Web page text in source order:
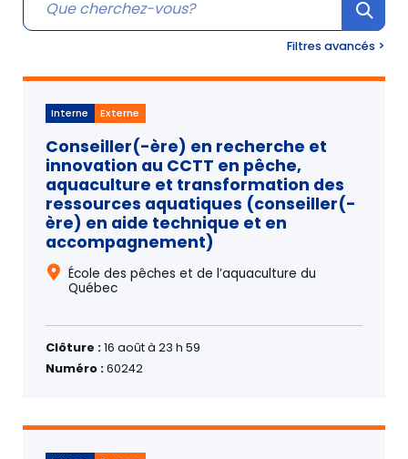
Filtres avancés >
Interne Externe
Conseiller(-ère) en recherche et
innovation au CCTT en pêche,
aquaculture et transformation des
ressources aquatiques (conseiller(-
ère) en aide technique et en
accompagnement)
École des pêches et de l’aquaculture du
Québec
Clôture :16 août à 23 h 59
Numéro :60242